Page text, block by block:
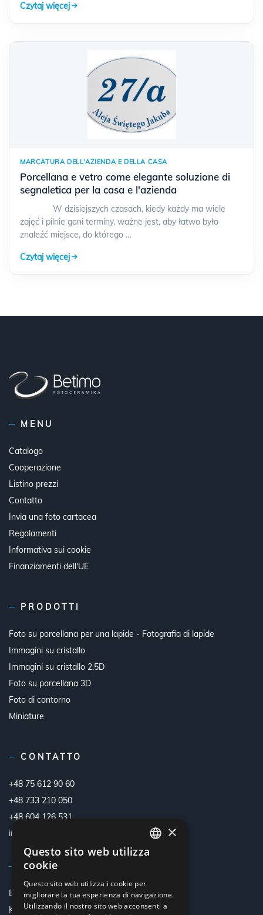
Czytaj więcej
MARCATURA DELL'AZIENDA E DELLA CASA
Porcellana e vetro come elegante soluzione di
segnaletica per la casa e l'azienda
W dzisiejszych czasach, kiedy każdy ma wiele
zajęć i pilnie goni terminy, ważne jest, aby łatwo było
znaleźć miejsce, do którego …
Czytaj więcej
MENU
Catalogo
Cooperazione
Listino prezzi
Contatto
Invia una foto cartacea
Regolamenti
Informativa sui cookie
Finanziamenti dell'UE
PRODOTTI
Foto su porcellana per una lapide - Fotografia di lapide
Immagini su cristallo
Immagini su cristallo 2,5D
Foto su porcellana 3D
Foto di contorno
Miniature
CONTATTO
+48 75 612 90 60
+48 733 210 050
+48 604 126 531
info@betimo.pl
VISITATECI
Betimo
Kraśnik Górny 46B
GERMAN
×
Questo sito web utilizza
cookie
Questo sito web utilizza i cookie per
migliorare la tua esperienza di navigazione.
Utilizzando il nostro sito web acconsenti a